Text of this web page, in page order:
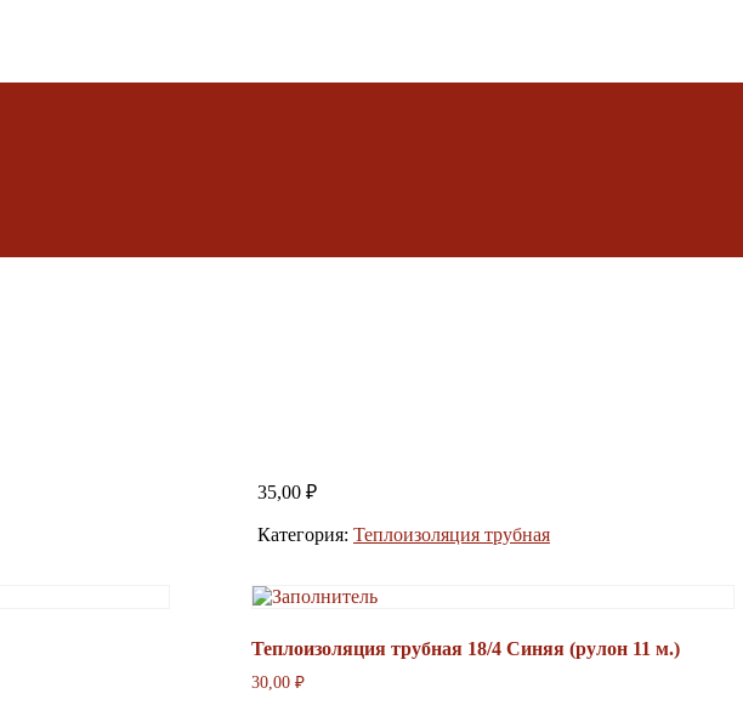
35,00 ₽
Категория: Теплоизоляция трубная
Теплоизоляция трубная 18/4 Синяя (рулон 11 м.)
30,00 ₽